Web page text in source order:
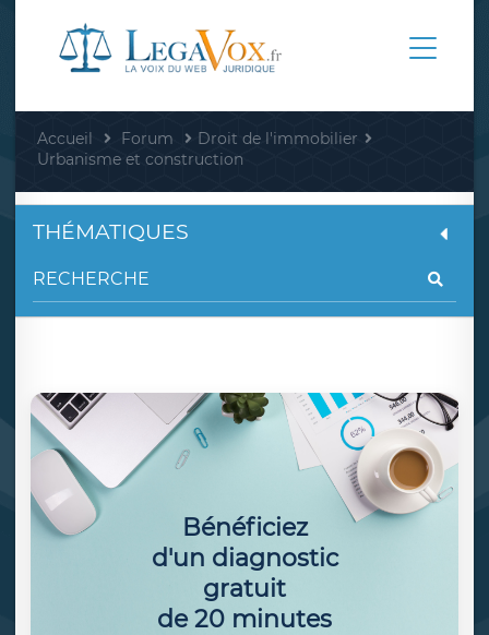
Accueil Forum
Droit de l'immobilier
Urbanisme et construction
THÉMATIQUES
Bénéficiez
d'un diagnostic
gratuit
de 20 minutes